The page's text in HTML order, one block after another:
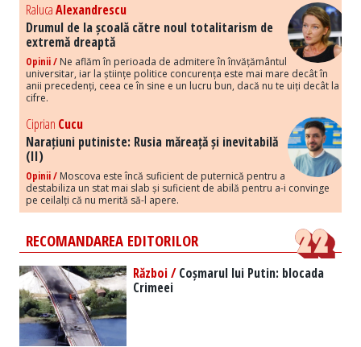
RalucaAlexandrescu
Drumul de la școală către noul totalitarism de
extremă dreaptă
Opinii / Ne aflăm în perioada de admitere în învățământul
universitar, iar la științe politice concurența este mai mare decât în
anii precedenți, ceea ce în sine e un lucru bun, dacă nu te uiți decât la
cifre.
Ciprian Cucu
Narațiuni putiniste: Rusia măreață și inevitabilă
(II)
Opinii / Moscova este încă suficient de puternică pentru a
destabiliza un stat mai slab și suficient de abilă pentru a-i convinge
pe ceilalți că nu merită să-l apere.
RECOMANDAREA EDITORILOR
Război /Coșmarul lui Putin: blocada
Crimeei